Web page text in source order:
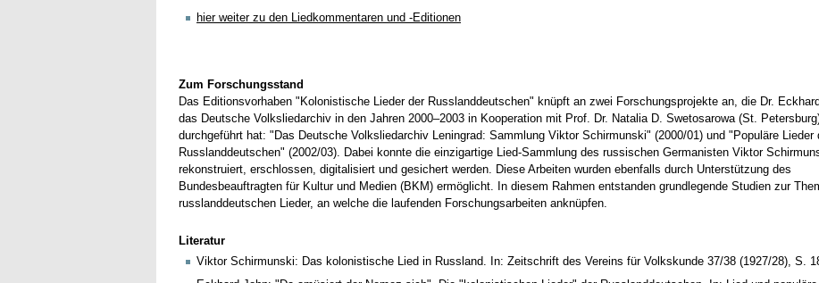
hier weiter zu den Liedkommentaren und -Editionen
Zum Forschungsstand
Das Editionsvorhaben "Kolonistische Lieder der Russlanddeutschen" knüpft an zwei Forschungsprojekte an, die Dr.
das Deutsche Volksliedarchiv in den Jahren 2000–2003 in Kooperation mit Prof. Dr. Natalia D. Swetosarowa (St.
durchgeführt hat: "Das Deutsche Volksliedarchiv Leningrad: Sammlung Viktor Schirmunski" (2000/01) und "Populäre Lieder
Russlanddeutschen" (2002/03). Dabei konnte die einzigartige Lied-Sammlung des russischen Germanisten Viktor
rekonstruiert, erschlossen, digitalisiert und gesichert werden. Diese Arbeiten wurden ebenfalls durch Unterstützung des
Bundesbeauftragten für Kultur und Medien (BKM) ermöglicht. In diesem Rahmen entstanden grundlegende Studien zur
russlanddeutschen Lieder, an welche die laufenden Forschungsarbeiten anknüpfen.
Literatur
Viktor Schirmunski: Das kolonistische Lied in Russland. In: Zeitschrift des Vereins für Volkskunde 37/38 (1927/28), S.